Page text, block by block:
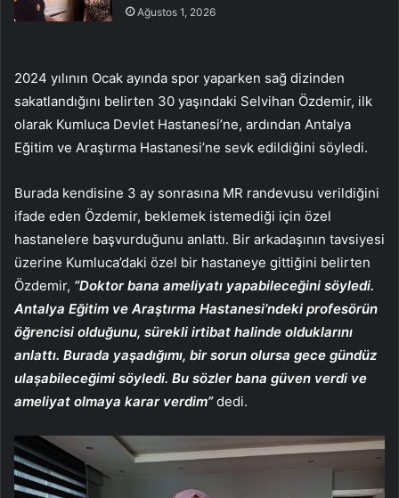
Ağustos 1, 2026
2024 yılının Ocak ayında spor yaparken sağ dizinden
sakatlandığını belirten 30 yaşındaki Selvihan Özdemir, ilk
olarak Kumluca Devlet Hastanesi’ne, ardından Antalya
Eğitim ve Araştırma Hastanesi’ne sevk edildiğini söyledi.
Burada kendisine 3 ay sonrasına MR randevusu verildiğini
ifade eden Özdemir, beklemek istemediği için özel
hastanelere başvurduğunu anlattı. Bir arkadaşının tavsiyesi
üzerine Kumluca’daki özel bir hastaneye gittiğini belirten
Özdemir, “Doktor bana ameliyatı yapabileceğini söyledi.
Antalya Eğitim ve Araştırma Hastanesi’ndeki profesörün
öğrencisi olduğunu, sürekli irtibat halinde olduklarını
anlattı. Burada yaşadığımı, bir sorun olursa gece gündüz
ulaşabileceğimi söyledi. Bu sözler bana güven verdi ve
ameliyat olmaya karar verdim”dedi.